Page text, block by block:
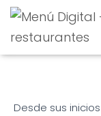
Desde sus